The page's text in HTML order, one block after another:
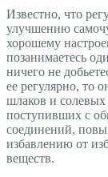
Известно, что
улучшению
хорошему
позанимаетесь
ничего не
ее регулярно, то
шлаков и
поступивших с
соединений,
избавлению от
веществ.